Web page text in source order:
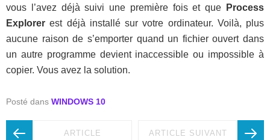
vous l’avez déjà suivi une première fois et que
Process
Explorerest déjà installé sur votre ordinateur. Voilà, plus
aucune raison de s’emporter quand un fichier ouvert dans
un autre programme devient inaccessible ou impossible à
copier. Vous avez la solution.
Posté dans WINDOWS 10
ARTICLE
ARTICLE SUIVANT